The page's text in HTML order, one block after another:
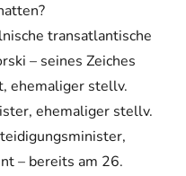
transatlantische
– seines Zeiches
ehemaliger stellv.
ehemaliger stellv.
– bereits am 26.